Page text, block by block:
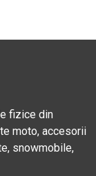
fizice din
moto, accesorii
snowmobile,